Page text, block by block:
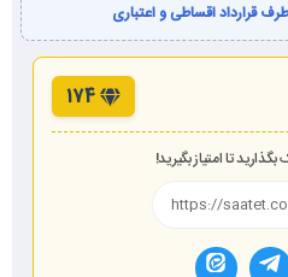
قرارداد اقساطی و اعتباری
174
تا امتیاز بگیرید!